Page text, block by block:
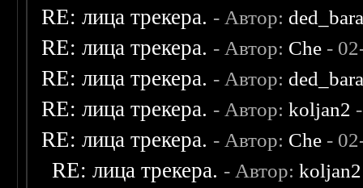
RE: лица трекера. - Автор:
RE: лица трекера. - Автор: Che -
RE: лица трекера. - Автор:
RE: лица трекера. - Автор:koljan2
RE: лица трекера. - Автор: Che -
RE: лица трекера. - Автор:koljan2